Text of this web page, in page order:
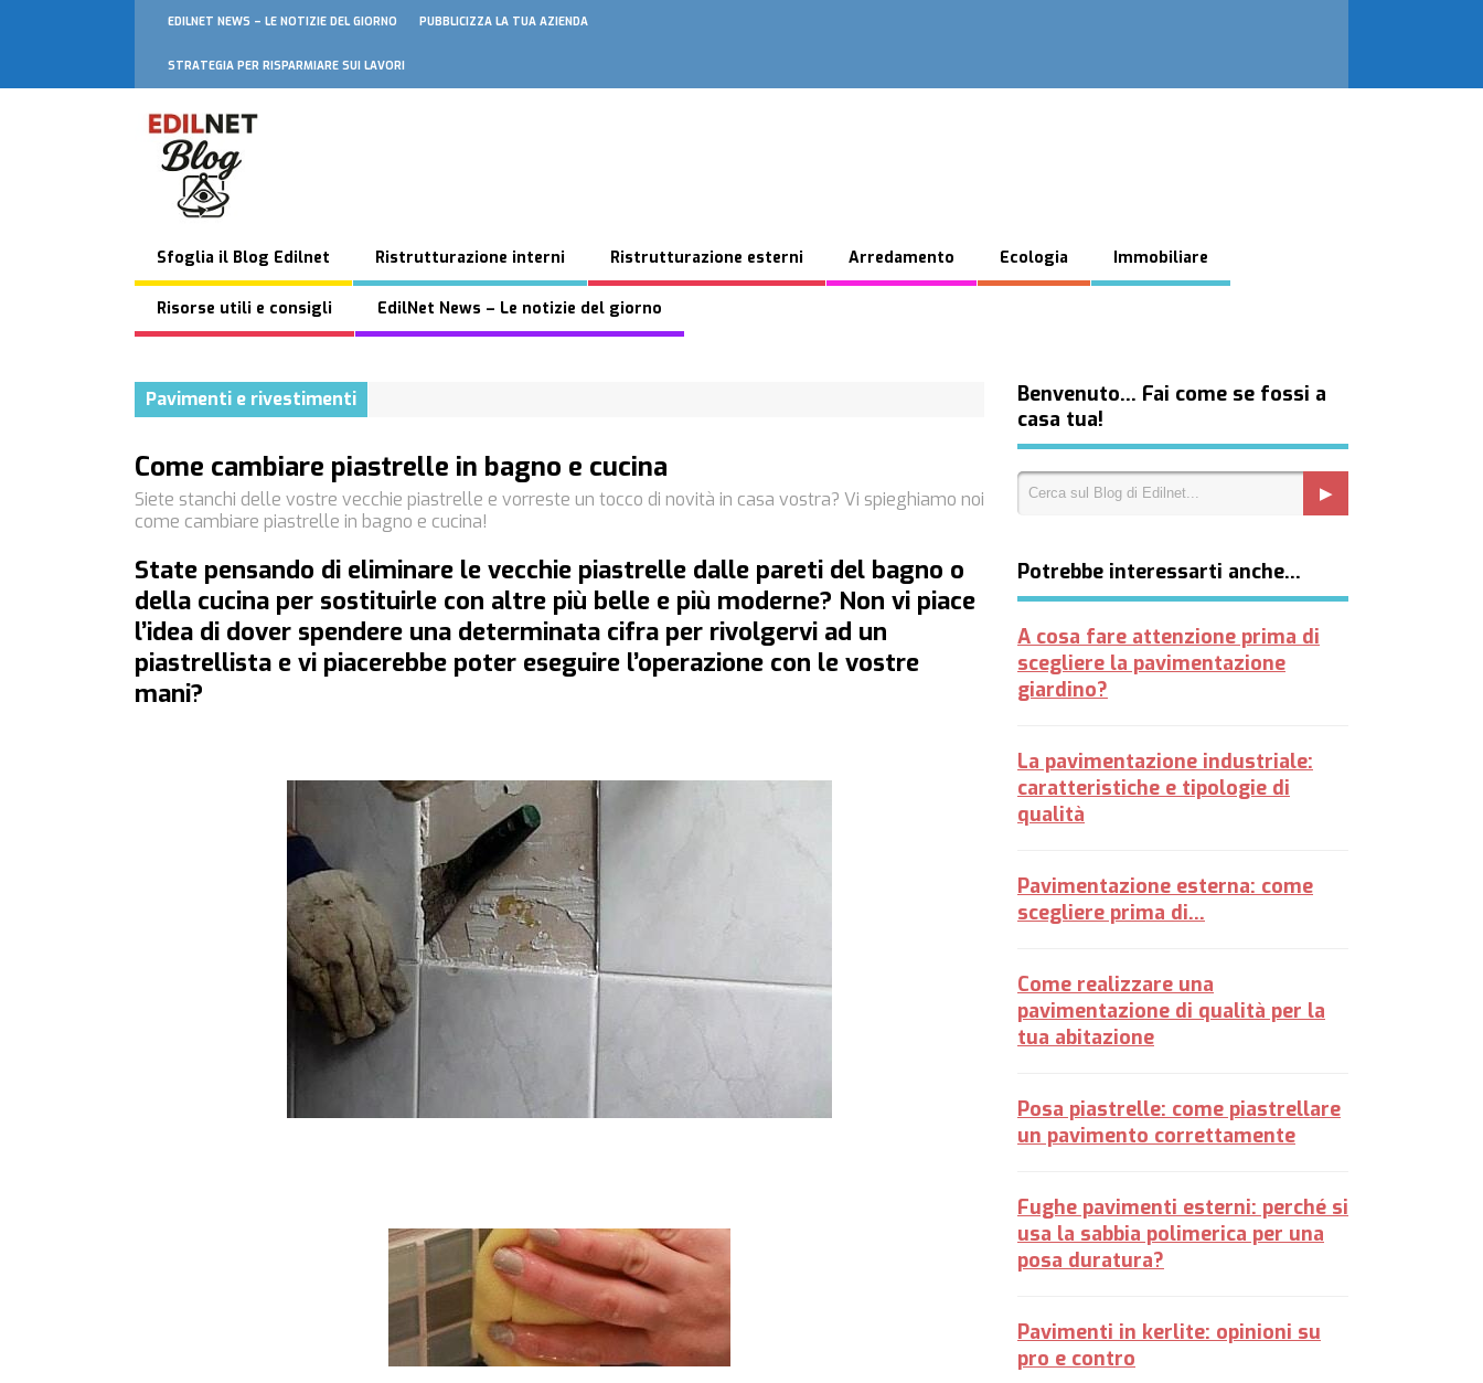
EDILNET NEWS – LE NOTIZIE DEL GIORNO PUBBLICIZZA LA TUA AZIENDA
STRATEGIA PER RISPARMIARE SUI LAVORI
Sfoglia il Blog Edilnet Ristrutturazione interni Ristrutturazione esterni Arredamento Ecologia Immobiliare
Risorse utili e consigli EdilNet News – Le notizie del giorno
Pavimenti e rivestimenti
Come cambiare piastrelle in bagno e cucina
Siete stanchi delle vostre vecchie piastrelle e vorreste un tocco di novità in casa vostra? Vi spieghiamo noi
come cambiare piastrelle in bagno e cucina!
State pensando di eliminare le vecchie piastrelle dalle pareti del bagno o
della cucina per sostituirle con altre più belle e più moderne? Non vi piace
l’idea di dover spendere una determinata cifra per rivolgervi ad un
piastrellista e vi piacerebbe poter eseguire l’operazione con le vostre
mani?
Benvenuto… Fai come se fossi a
casa tua!
Potrebbe interessarti anche…
A cosa fare attenzione prima di
scegliere la pavimentazione
giardino?
La pavimentazione industriale:
caratteristiche e tipologie di
qualità
Pavimentazione esterna: come
scegliere prima di...
Come realizzare una
pavimentazione di qualità per la
tua abitazione
Posa piastrelle: come piastrellare
un pavimento correttamente
Fughe pavimenti esterni: perché si
usa la sabbia polimerica per una
posa duratura?
Pavimenti in kerlite: opinioni su
pro e contro